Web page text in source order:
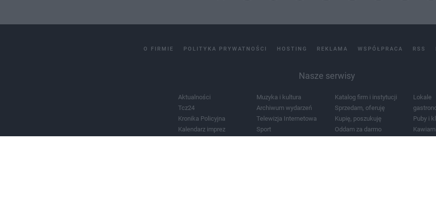
O FIRMIE POLITYKA PRYWATNOŚCI HOSTING REKLAMA WSPÓŁPRACA RSS
Nasze serwisy
Aktualności
Tcz24
Kronika Policyjna
Kalendarz imprez
Muzyka i kultura
Archiwum wydarzeń
Telewizja Internetowa
Sport
Katalog firm i instytucji
Sprzedam, oferuję
Kupię, poszukuję
Oddam za darmo
Lokale
Puby i